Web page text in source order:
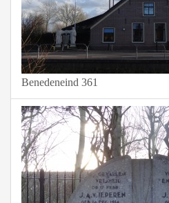
Benedeneind 361